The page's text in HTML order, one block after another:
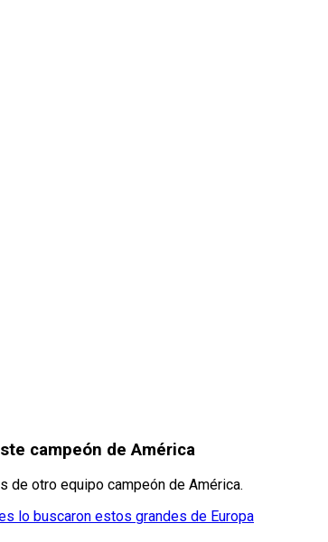
campeón de América
de otro equipo campeón de América.
lo buscaron estos grandes de Europa